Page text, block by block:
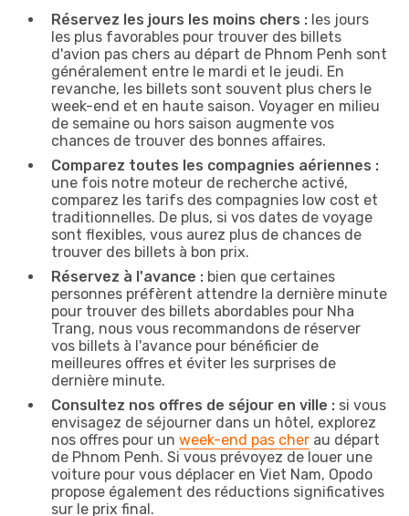
Réservez les jours les moins chers : les jours
les plus favorables pour trouver des billets
d'avion pas chers au départ de Phnom Penh sont
généralement entre le mardi et le jeudi. En
revanche, les billets sont souvent plus chers le
week-end et en haute saison. Voyager en milieu
de semaine ou hors saison augmente vos
chances de trouver des bonnes affaires.
Comparez toutes les compagnies aériennes :
une fois notre moteur de recherche activé,
comparez les tarifs des compagnies low cost et
traditionnelles. De plus, si vos dates de voyage
sont flexibles, vous aurez plus de chances de
trouver des billets à bon prix.
Réservez à l'avance : bien que certaines
personnes préfèrent attendre la dernière minute
pour trouver des billets abordables pour Nha
Trang, nous vous recommandons de réserver
vos billets à l'avance pour bénéficier de
meilleures offres et éviter les surprises de
dernière minute.
Consultez nos offres de séjour en ville : si vous
envisagez de séjourner dans un hôtel, explorez
nos offres pour un week-end pas cher au départ
de Phnom Penh. Si vous prévoyez de louer une
voiture pour vous déplacer en Viet Nam, Opodo
propose également des réductions significatives
sur le prix final.